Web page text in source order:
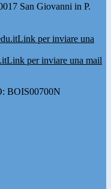
San Giovanni in P.
Link per inviare una
Link per inviare una mail
BOIS00700N